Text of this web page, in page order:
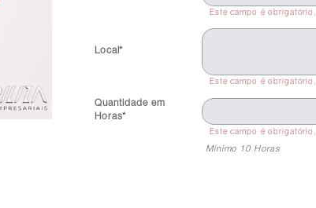
Este campo é obrigatório.
Local*
Este campo é obrigatório.
Quantidade em
Horas*
Este campo é obrigatório.
Mínimo 10 Horas